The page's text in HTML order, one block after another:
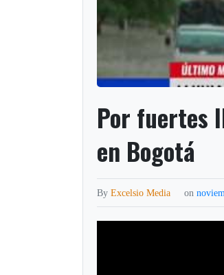
Por fuertes
en Bogotá
ByExcelsio Media on